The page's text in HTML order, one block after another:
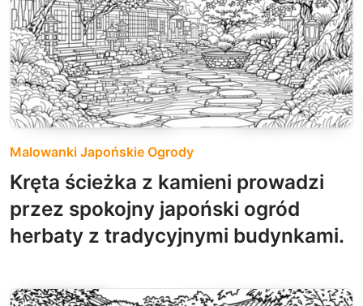
Malowanki Japońskie Ogrody
Kręta ścieżka z kamieni prowadzi
przez spokojny japoński ogród
herbaty z tradycyjnymi budynkami.